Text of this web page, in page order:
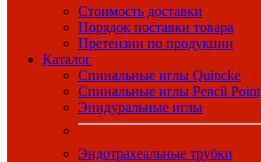
Стоимость доставки
Порядок поставки товара
Претензии по продукции
Каталог
Спинальные иглы Quincke
Спинальные иглы Pencil Point
Эпидуральные иглы
Эндотрахеальные трубки